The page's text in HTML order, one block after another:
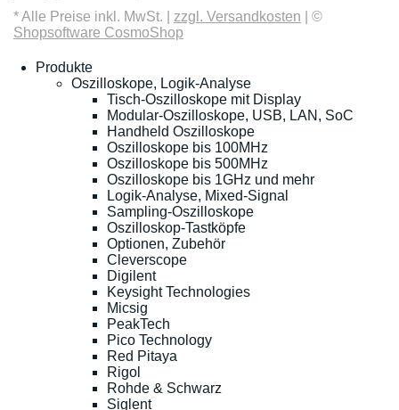
* Alle Preise inkl. MwSt. | zzgl. Versandkosten | ©
Shopsoftware CosmoShop
Produkte
Oszilloskope, Logik-Analyse
Tisch-Oszilloskope mit Display
Modular-Oszilloskope, USB, LAN, SoC
Handheld Oszilloskope
Oszilloskope bis 100MHz
Oszilloskope bis 500MHz
Oszilloskope bis 1GHz und mehr
Logik-Analyse, Mixed-Signal
Sampling-Oszilloskope
Oszilloskop-Tastköpfe
Optionen, Zubehör
Cleverscope
Digilent
Keysight Technologies
Micsig
PeakTech
Pico Technology
Red Pitaya
Rigol
Rohde & Schwarz
Siglent